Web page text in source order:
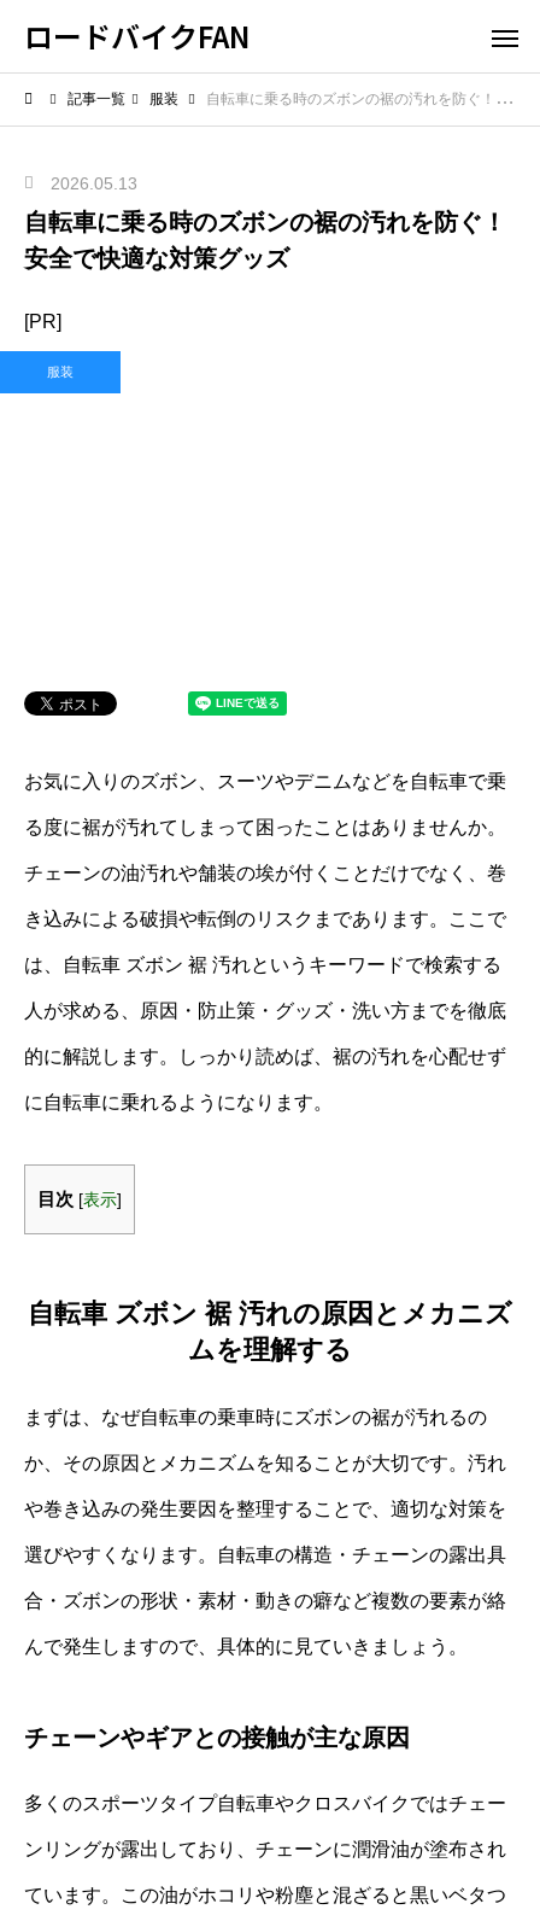
ロードバイクFAN
記事一覧 服装 自転車に乗る時のズボンの裾の汚れを防ぐ！安全で快適な対策グッズ
2026.05.13
自転車に乗る時のズボンの裾の汚れを防ぐ！
安全で快適な対策グッズ
[PR]
服装
お気に入りのズボン、スーツやデニムなどを自転車で乗
る度に裾が汚れてしまって困ったことはありませんか。
チェーンの油汚れや舗装の埃が付くことだけでなく、巻
き込みによる破損や転倒のリスクまであります。ここで
は、自転車 ズボン 裾 汚れというキーワードで検索する
人が求める、原因・防止策・グッズ・洗い方までを徹底
的に解説します。しっかり読めば、裾の汚れを心配せず
に自転車に乗れるようになります。
目次 [表示]
自転車 ズボン 裾 汚れの原因とメカニズ
ムを理解する
まずは、なぜ自転車の乗車時にズボンの裾が汚れるの
か、その原因とメカニズムを知ることが大切です。汚れ
や巻き込みの発生要因を整理することで、適切な対策を
選びやすくなります。自転車の構造・チェーンの露出具
合・ズボンの形状・素材・動きの癖など複数の要素が絡
んで発生しますので、具体的に見ていきましょう。
チェーンやギアとの接触が主な原因
多くのスポーツタイプ自転車やクロスバイクではチェー
ンリングが露出しており、チェーンに潤滑油が塗布され
ています。この油がホコリや粉塵と混ざると黒いベタつ